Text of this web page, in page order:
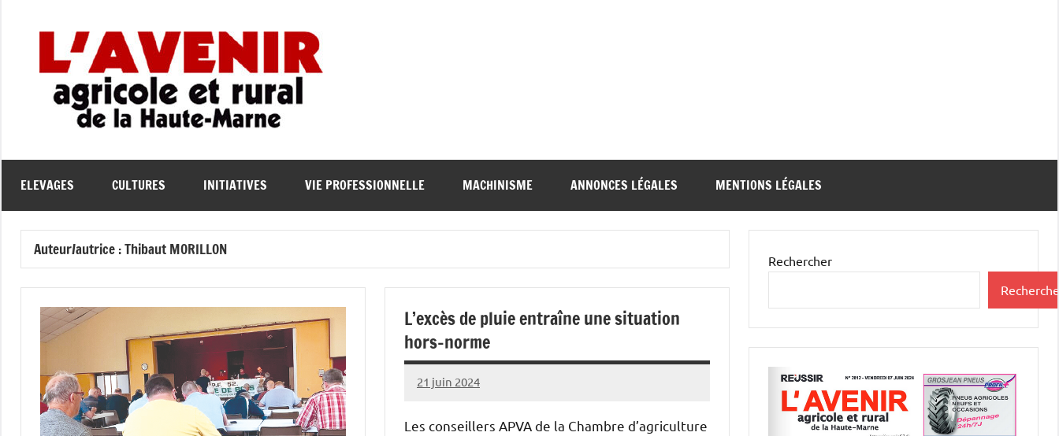
et
Rural
de
la
Haute-
Marne
la
Haute-
Marne
ELEVAGES CULTURES INITIATIVES VIE PROFESSIONNELLE MACHINISME ANNONCES LÉGALES MENTIONS LÉGALES
Auteur/autrice :Thibaut MORILLON
L’excès de pluie entraîne une situation
hors-norme
21 juin 2024
Thibaut
Les conseillers APVA de la Chambre d’agriculture
Rechercher